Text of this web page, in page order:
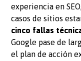
experiencia en
casos de sitios
cinco fallas
Google pase de
el plan de acción